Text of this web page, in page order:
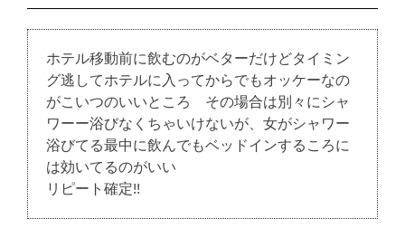
ホテル移動前に飲むのがベターだけどタイミン
グ逃してホテルに入ってからでもオッケーなの
がこいつのいいところ その場合は別々にシャ
ワーー浴びなくちゃいけないが、女がシャワー
浴びてる最中に飲んでもベッドインするころに
は効いてるのがいい
リピート確定!!